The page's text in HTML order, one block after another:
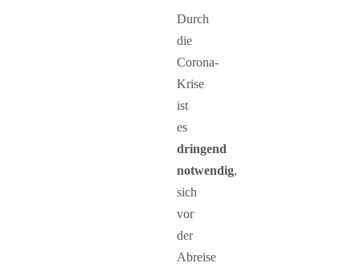
Durch
die
Corona-
Krise
ist
es
dringend
notwendig,
sich
vor
der
Abreise